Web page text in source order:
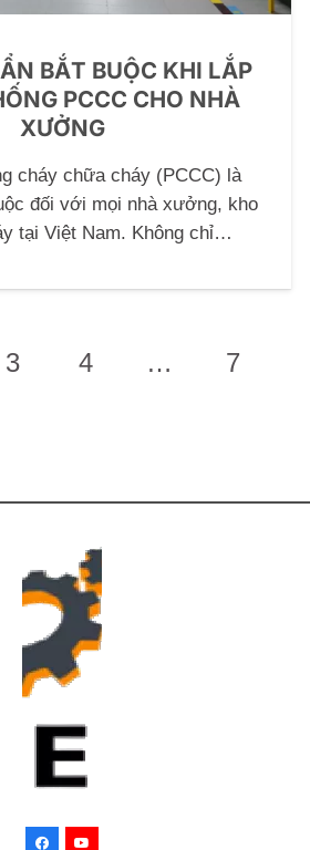
BẮT BUỘC KHI LẮP
PCCC CHO NHÀ
XƯỞNG
cháy chữa cháy (PCCC) là
đối với mọi nhà xưởng, kho
tại Việt Nam. Không chỉ…
3 4 … 7